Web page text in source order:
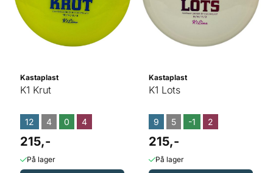
Kastaplast
K1 Krut
12 4 0 4
215,-
På lager
Kastaplast
K1 Lots
9 5 -1 2
215,-
På lager